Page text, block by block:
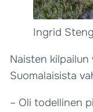
Ingrid
Naisten
Suomalaisista
– Oli todellinen